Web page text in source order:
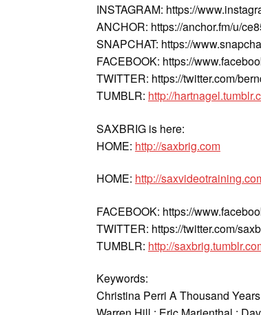
INSTAGRAM: https://
ANCHOR: https://anchor.fm/u/
SNAPCHAT: https://
FACEBOOK: https://
TWITTER: https://twitter.com/
TUMBLR: http://
SAXBRIG is here:
HOME: http://saxbrig.com
HOME: http://
FACEBOOK: https://
TWITTER: https://twitter.com/
TUMBLR: http://
Keywords:
Christina Perri A Thousand